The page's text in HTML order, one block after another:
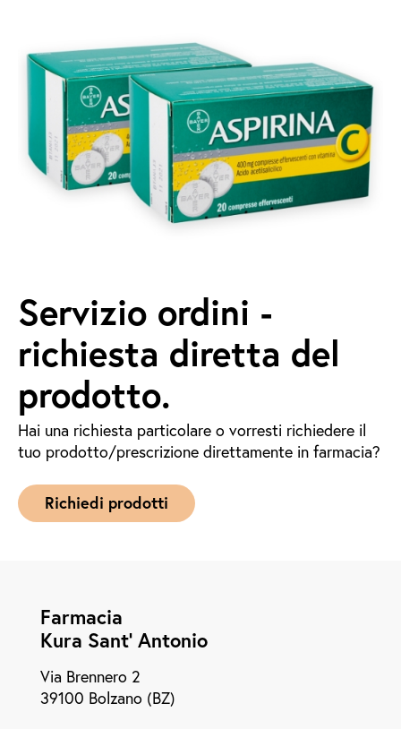
Servizio ordini -
richiesta diretta del
prodotto.
Hai una richiesta particolare o vorresti richiedere il
tuo prodotto/prescrizione direttamente in farmacia?
Richiedi prodotti
Farmacia
Kura Sant' Antonio
Via Brennero 2
39100 Bolzano (BZ)